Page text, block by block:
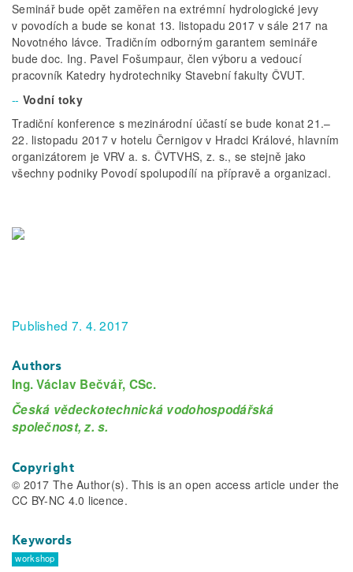
Seminář bude opět zaměřen na extrémní hydrologické jevy
v povodích a bude se konat 13. listopadu 2017 v sále 217 na
Novotného lávce. Tradičním odborným garantem semináře
bude doc. Ing. Pavel Fošumpaur, člen výboru a vedoucí
pracovník Katedry hydrotechniky Stavební fakulty ČVUT.
Vodní toky
Tradiční konference s mezinárodní účastí se bude konat 21.–
22. listopadu 2017 v hotelu Černigov v Hradci Králové, hlavním
organizátorem je VRV a. s. ČVTVHS, z. s., se stejně jako
všechny podniky Povodí spolupodílí na přípravě a organizaci.
Published 7. 4. 2017
Authors
Ing. Václav Bečvář, CSc.
Česká vědeckotechnická vodohospodářská
společnost, z. s.
Copyright
© 2017 The Author(s). This is an open access article under the
CC BY-NC 4.0 licence.
Keywords
workshop